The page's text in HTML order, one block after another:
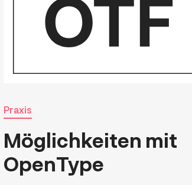
Praxis
Möglichkeiten mit
OpenType